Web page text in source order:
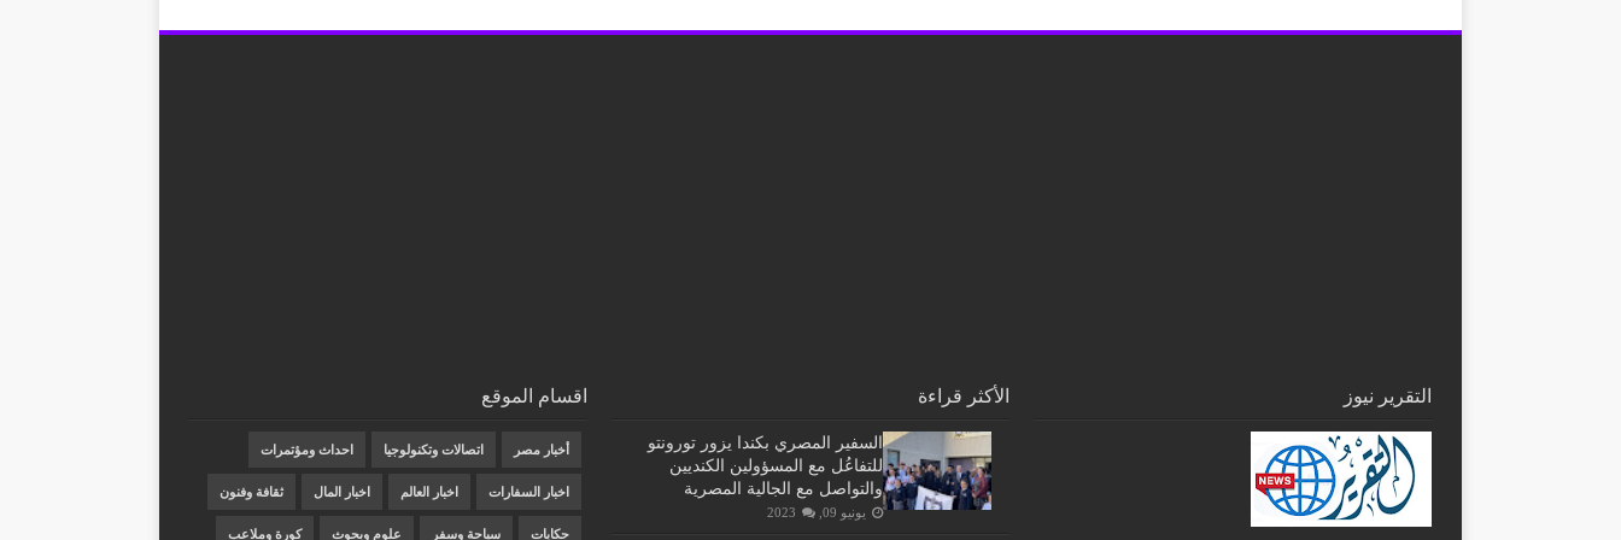
التقرير نيوز الأكثر قراءة
السفير المصري بكندا يزور تورونتو
للتفاعُل مع المسؤولين الكنديين
والتواصل مع الجالية المصرية
يونيو 09, 2023
اقسام الموقع
أخبار مصر اتصالات وتكنولوجيا احداث ومؤتمرات
اخبار السفارات اخبار العالم اخبار المال ثقافة وفنون
حكايات سياحة وسفر علوم وبحوث كورة وملاعب